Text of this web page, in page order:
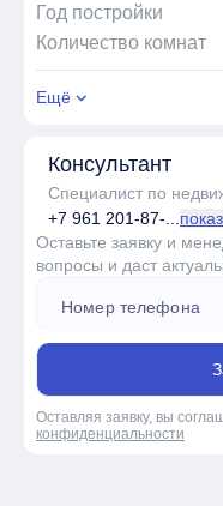
Год постройки
Количество комнат
Ещё
Консультант
Специалист по
+7 961 201-87-...
Оставьте заявку и
вопросы и даст
Оставляя заявку, вы
конфиденциальности